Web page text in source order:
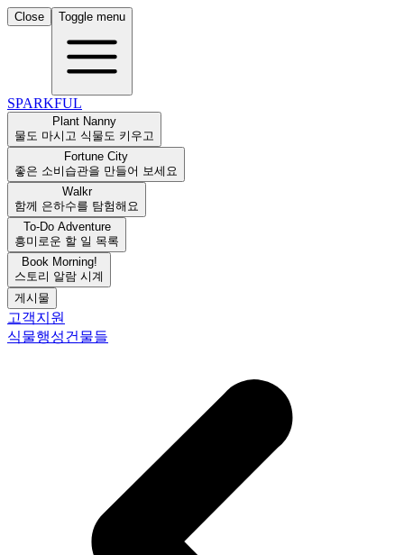
Close Toggle menu
SPARKFUL
Plant Nanny
물도 마시고 식물도 키우고
Fortune City
좋은 소비습관을 만들어 보세요
Walkr
함께 은하수를 탐험해요
To-Do Adventure
흥미로운 할 일 목록
Book Morning!
스토리 알람 시계
게시물
고객지원
식물행성건물들